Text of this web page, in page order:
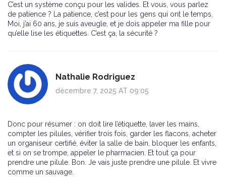
C’est un système conçu pour les valides. Et vous, vous parlez
de patience ? La patience, c’est pour les gens qui ont le temps.
Moi, j’ai 60 ans, je suis aveugle, et je dois appeler ma fille pour
qu’elle lise les étiquettes. C’est ça, la sécurité ?
Nathalie Rodriguez
décembre 7, 2025 AT 09:05
Donc pour résumer : on doit lire l’étiquette, laver les mains,
compter les pilules, vérifier trois fois, garder les flacons, acheter
un organiseur certifié, éviter la salle de bain, bloquer les enfants,
et si on se trompe, appeler le pharmacien. Et tout ça pour
prendre une pilule. Bon. Je vais juste prendre une pilule. Et vivre
comme un sauvage.